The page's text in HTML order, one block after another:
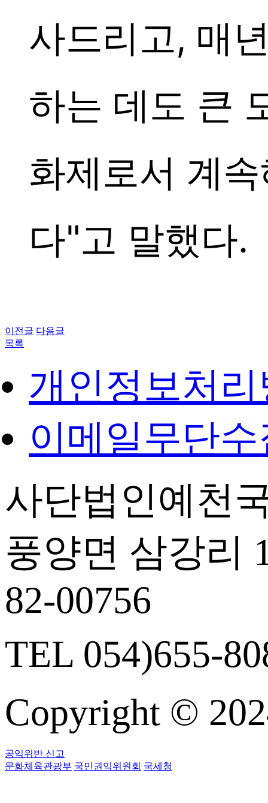
사드리고, 매
하는 데도 큰
화제로서 계
다"고 말했다.
이전글 다음글
목록
개인정보처
이메일무단
사단법인예천
풍양면 삼강리
82-00756
TEL 054)655-
Copyright ©
공익위반 신고
문화체육관광부 국민권익위원회 국세청